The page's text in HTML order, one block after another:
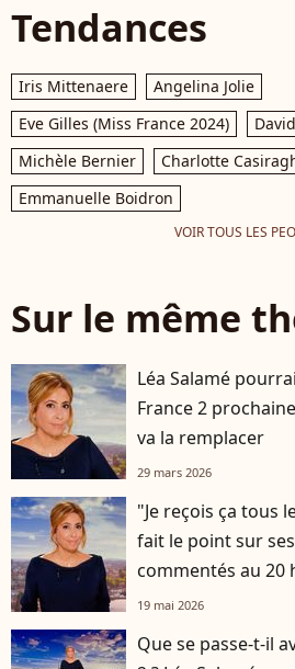
Tendances
Iris Mittenaere
Angelina Jolie
Eve Gilles (Miss France 2024)
Michèle Bernier
Charlotte
Emmanuelle Boidron
VOIR TOUS LES
Sur le même
Léa Salamé
France 2
va la remplacer
29 mars 2026
"Je reçois ça tous
fait le point sur
commentés au 20
19 mai 2026
Que se passe-t-il